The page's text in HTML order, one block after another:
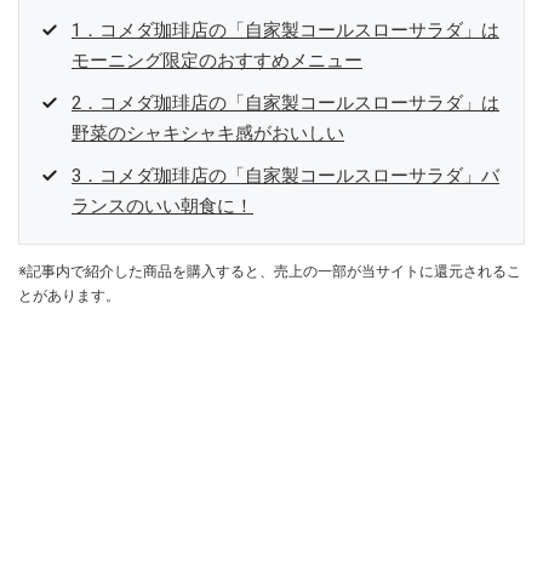
1．コメダ珈琲店の「自家製コールスローサラダ」は
モーニング限定のおすすめメニュー
2．コメダ珈琲店の「自家製コールスローサラダ」は
野菜のシャキシャキ感がおいしい
3．コメダ珈琲店の「自家製コールスローサラダ」バ
ランスのいい朝食に！
※記事内で紹介した商品を購入すると、売上の一部が当サイトに還元されるこ
とがあります。